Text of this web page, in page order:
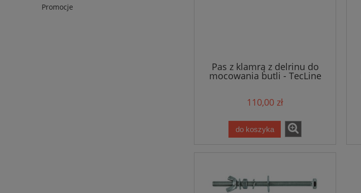
Promocje
Pas z klamrą z delrinu do
mocowania butli - TecLine
110,00 zł
do koszyka